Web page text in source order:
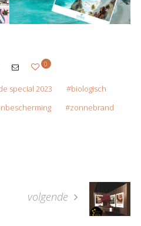
0
special 2023
biologisch
zonnebrand
volgende